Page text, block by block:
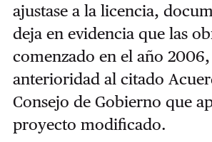
ajustase a la licencia,
deja en evidencia que las
comenzado en el año
anterioridad al citado
Consejo de Gobierno que
proyecto modificado.